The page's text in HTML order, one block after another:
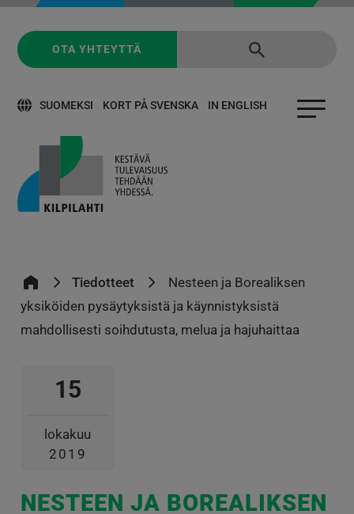
SUOMEKSI KORT PÅ SVENSKA IN ENGLISH
OTA YHTEYTTÄ
Tiedotteet
Nesteen ja Borealiksen
yksiköiden pysäytyksistä ja käynnistyksistä
mahdollisesti soihdutusta, melua ja hajuhaittaa
15
lokakuu
2019
NESTEEN JA BOREALIKSEN